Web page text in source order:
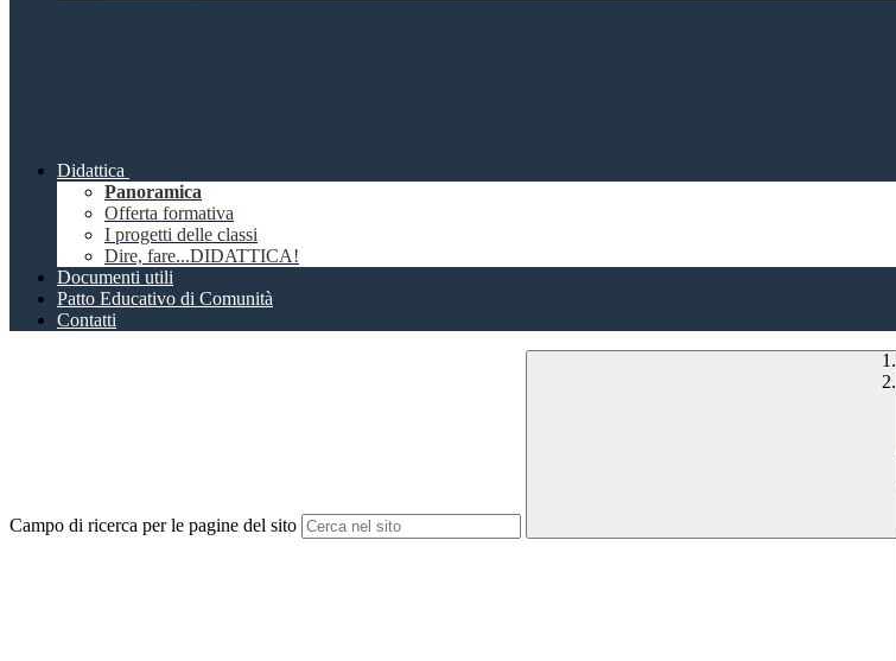
Didattica
Panoramica
Offerta formativa
I progetti delle classi
Dire, fare...DIDATTICA!
Documenti utili
Patto Educativo di Comunità
Contatti
Campo di ricerca per le pagine del sito